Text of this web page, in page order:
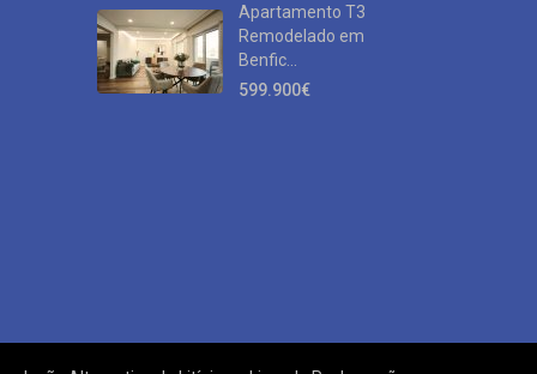
Apartamento T3
Remodelado em
Benfic...
599.900€